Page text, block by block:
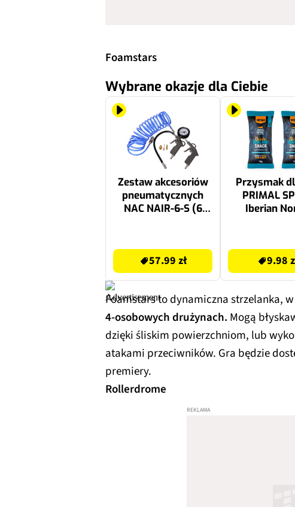
Foamstars
Wybrane okazje dla Ciebie
Zestaw akcesoriów
pneumatycznych
NAC NAIR-6-S (6
57.99 zł
Przysmak
PRIMAL
Iberian
9.98
Foamstars to dynamiczna strzelanka,
4-osobowych drużynach. Mogą
dzięki śliskim powierzchniom, lub
atakami przeciwników. Gra będzie
premiery.
Rollerdrome